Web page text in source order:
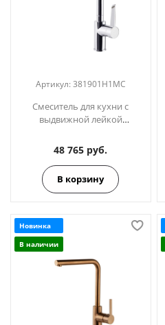
Артикул: 381901H1MC
Смеситель для кухни с
выдвижной лейкой
48 765 руб.
В корзину
Новинка
В наличии